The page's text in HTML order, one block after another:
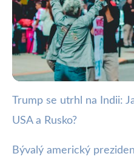
webya.cz
Trumpova Kritika
Budou Důsledky
Trump se utrhl na Indii:
USA a Rusko?
Bývalý americký